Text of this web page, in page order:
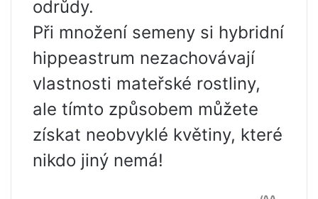
odrůdy.
Při množení semeny si hybridní
hippeastrum nezachovávají
vlastnosti mateřské rostliny,
ale tímto způsobem můžete
získat neobvyklé květiny, které
nikdo jiný nemá!